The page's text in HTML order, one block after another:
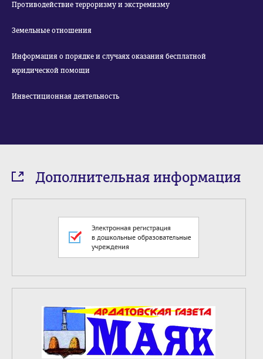
Противодействие терроризму и экстремизму
Земельные отношения
Информация о порядке и случаях оказания бесплатной
юридической помощи
Инвестиционная деятельность
Дополнительная информация